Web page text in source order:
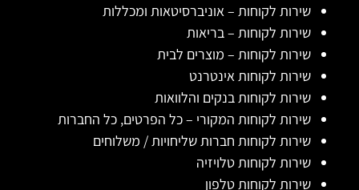
שירות לקוחות – אוניברסיטאות ומכללות
שירות לקוחות – בריאות
שירות לקוחות – מוצרים לבית
שירות לקוחות אינטרנט
שירות לקוחות בנקים והלוואות
שירות לקוחות המקורי – כל הפרטים, כל החברות
שירות לקוחות חברות שליחויות / משלוחים
שירות לקוחות טלויזיה
שירות לקוחות טלפון